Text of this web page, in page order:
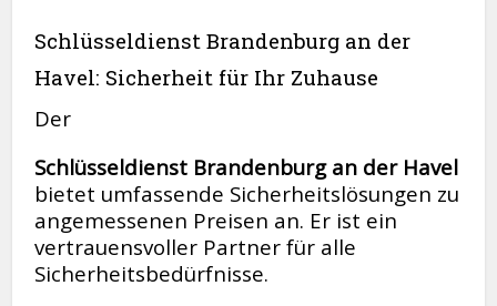
Schlüsseldienst Brandenburg an der
Havel: Sicherheit für Ihr Zuhause
Der
Schlüsseldienst Brandenburg an der Havel
bietet umfassende Sicherheitslösungen zu
angemessenen Preisen an. Er ist ein
vertrauensvoller Partner für alle
Sicherheitsbedürfnisse.